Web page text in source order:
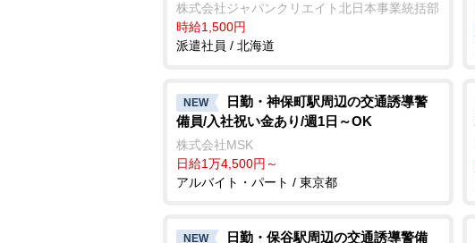
株式会社ジャパンクリエイト北日本事業統括部
時給1,500円
派遣社員 / 北海道
NEW
日勤・神保町駅周辺の交通誘導警
備員/入社祝い金あり/週1日～OK
株式会社MSK
日給1万4,500円～
アルバイト・パート / 東京都
NEW
日勤・保谷駅周辺の交通誘導警備